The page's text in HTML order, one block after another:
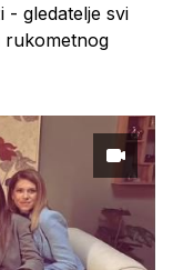
- gledatelje svi
rukometnog